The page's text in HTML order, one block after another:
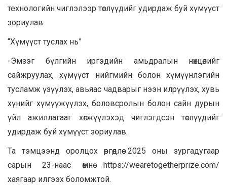
технологийн чиглэлээр төслүүдийг удирдаж буй хүмүүст
зориулав
“Хүмүүст туслах нь”
-Эмзэг бүлгийн иргэдийн амьдралын нөхцөлийг
сайжруулах, хүмүүст нийгмийн болон хүмүүнлэгийн
тусламж үзүүлэх, авьяас чадварыг нээн илрүүлэх, хувь
хүнийг хүмүүжүүлэх, боловсролын болон сайн дурын
үйл ажиллагааг хөгжүүлэхэд чиглэгдсэн төслүүдийг
удирдаж буй хүмүүст зориулав.
Та тэмцээнд оролцох өргөдлөө 2025 оны зургадугаар
сарын 23-наас өмнө https://wearetogetherprize.com/
хаягаар илгээх боломжтой.